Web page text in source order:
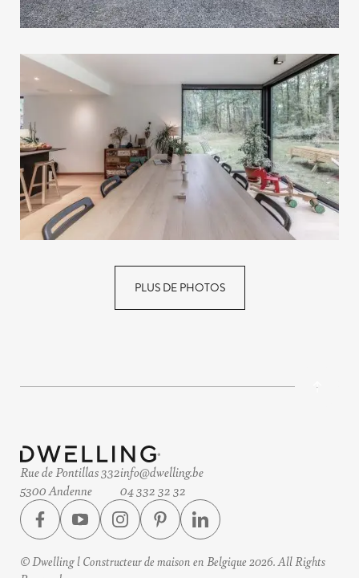
PLUS DE PHOTOS
Rue de Pontillas 332
5300 Andenne
info@dwelling.be
04 332 32 32
© Dwelling l Constructeur de maison en Belgique 2026. All Rights